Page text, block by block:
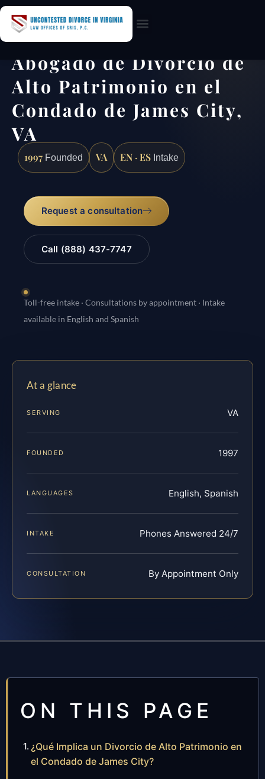
Abogado de Divorcio de
Alto Patrimonio en el
Condado de James City,
VA
1997 Founded VA EN · ES Intake
Request a consultation
Call (888) 437-7747
Toll-free intake · Consultations by appointment · Intake
available in English and Spanish
At a glance
SERVING VA
FOUNDED 1997
LANGUAGES English, Spanish
INTAKE Phones Answered 24/7
CONSULTATION By Appointment Only
ON THIS PAGE
¿Qué Implica un Divorcio de Alto Patrimonio en
el Condado de James City?